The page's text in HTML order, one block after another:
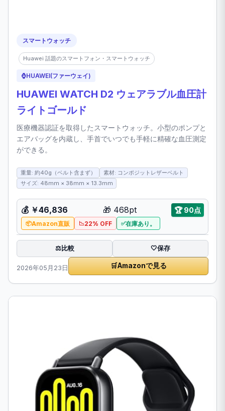
スマートウォッチ
Huawei 話題のスマートフォン・スマートウォッチ
⌚HUAWEI(ファーウェイ)
HUAWEI WATCH D2 ウェアラブル血圧計
ライトゴールド
医療機器認証を取得したスマートウォッチ。小型のポンプと
エアバッグを内蔵し、手首でいつでも手軽に精確な血圧測定
ができる。
重量: 約40g（ベルト含まず）
素材: コンポジットレザーベルト
サイズ: 48mm × 38mm × 13.3mm
💰 ￥46,836 🎁 468pt 🏆90点
Amazon直販 22% OFF 在庫あり。
⚖️比較 🤍保存
2026年05月23日 🛒Amazonで見る